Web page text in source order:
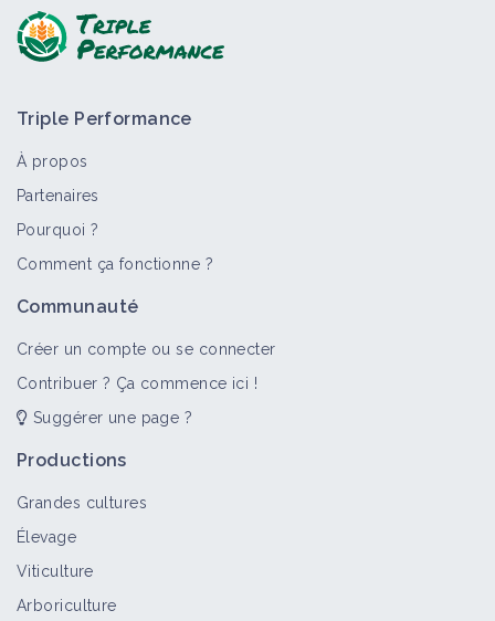
Triple Performance
À propos
Partenaires
Pourquoi ?
Comment ça fonctionne ?
Communauté
Créer un compte ou se connecter
Contribuer ? Ça commence ici !
Suggérer une page ?
Productions
Grandes cultures
Élevage
Viticulture
Arboriculture